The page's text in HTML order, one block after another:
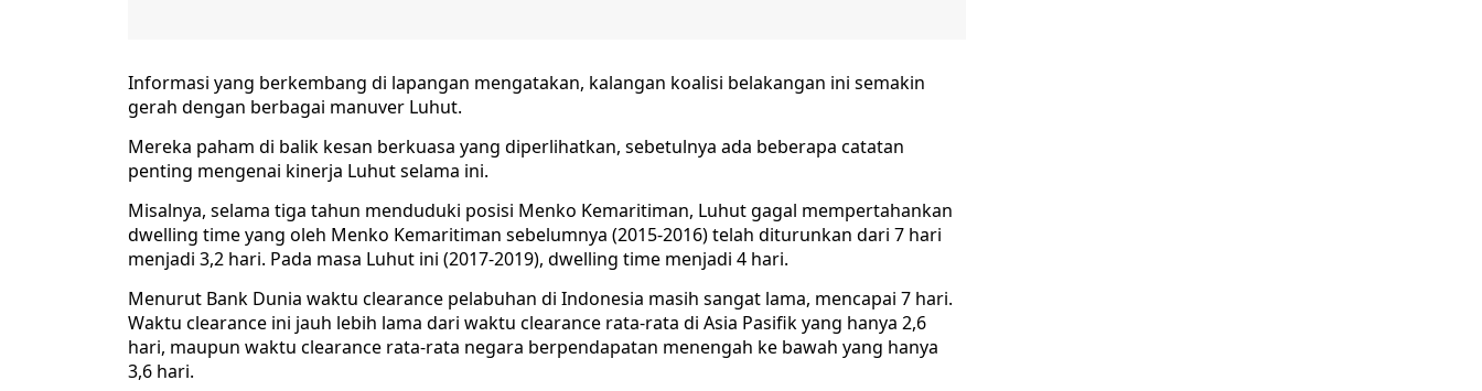
Informasi yang berkembang di lapangan mengatakan, kalangan koalisi belakangan ini semakin
gerah dengan berbagai manuver Luhut.
Mereka paham di balik kesan berkuasa yang diperlihatkan, sebetulnya ada beberapa catatan
penting mengenai kinerja Luhut selama ini.
Misalnya, selama tiga tahun menduduki posisi Menko Kemaritiman, Luhut gagal mempertahankan
dwelling time yang oleh Menko Kemaritiman sebelumnya (2015-2016) telah diturunkan dari 7 hari
menjadi 3,2 hari. Pada masa Luhut ini (2017-2019), dwelling time menjadi 4 hari.
Menurut Bank Dunia waktu clearance pelabuhan di Indonesia masih sangat lama, mencapai 7 hari.
Waktu clearance ini jauh lebih lama dari waktu clearance rata-rata di Asia Pasifik yang hanya 2,6
hari, maupun waktu clearance rata-rata negara berpendapatan menengah ke bawah yang hanya
3,6 hari.